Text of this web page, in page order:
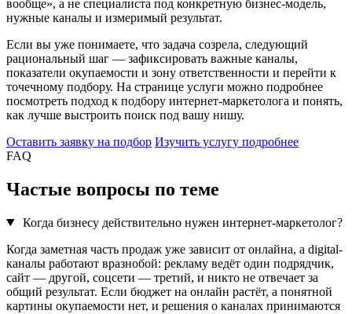
вообще», а не специалиста под конкретную бизнес-модель,
нужные каналы и измеримый результат.
Если вы уже понимаете, что задача созрела, следующий
рациональный шаг — зафиксировать важные каналы,
показатели окупаемости и зону ответственности и перейти к
точечному подбору. На странице услуги можно подробнее
посмотреть подход к подбору интернет-маркетолога и понять,
как лучше выстроить поиск под вашу нишу.
Оставить заявку на подбор Изучить услугу подробнее
FAQ
Частые вопросы по теме
Когда бизнесу действительно нужен интернет-маркетолог?
Когда заметная часть продаж уже зависит от онлайна, а digital-
каналы работают вразнобой: рекламу ведёт один подрядчик,
сайт — другой, соцсети — третий, и никто не отвечает за
общий результат. Если бюджет на онлайн растёт, а понятной
картины окупаемости нет, и решения о каналах принимаются